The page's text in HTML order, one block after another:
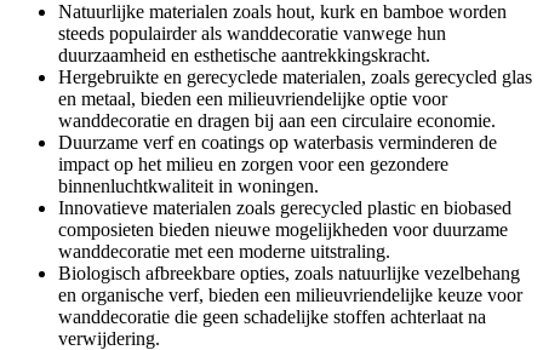
Natuurlijke materialen zoals hout, kurk en bamboe worden
steeds populairder als wanddecoratie vanwege hun
duurzaamheid en esthetische aantrekkingskracht.
Hergebruikte en gerecyclede materialen, zoals gerecycled glas
en metaal, bieden een milieuvriendelijke optie voor
wanddecoratie en dragen bij aan een circulaire economie.
Duurzame verf en coatings op waterbasis verminderen de
impact op het milieu en zorgen voor een gezondere
binnenluchtkwaliteit in woningen.
Innovatieve materialen zoals gerecycled plastic en biobased
composieten bieden nieuwe mogelijkheden voor duurzame
wanddecoratie met een moderne uitstraling.
Biologisch afbreekbare opties, zoals natuurlijke vezelbehang
en organische verf, bieden een milieuvriendelijke keuze voor
wanddecoratie die geen schadelijke stoffen achterlaat na
verwijdering.